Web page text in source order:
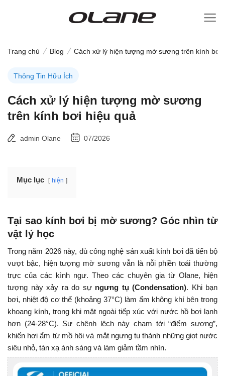
Trang chủ Blog Cách xử lý hiện tượng mờ sương trên kính bơi
Thông Tin Hữu Ích
Cách xử lý hiện tượng mờ sương
trên kính bơi hiệu quả
admin Olane 07/2026
Mục lục hiện
Tại sao kính bơi bị mờ sương? Góc nhìn từ
vật lý học
Trong năm 2026 này, dù công nghệ sản xuất kính bơi đã tiến bộ
vượt bậc, hiện tượng mờ sương vẫn là nỗi phiền toái thường
trực của các kình ngư. Theo các chuyên gia từ Olane, hiện
tượng này xảy ra do sự ngưng tụ (Condensation). Khi bạn
bơi, nhiệt độ cơ thể (khoảng 37°C) làm ấm không khí bên trong
khoang kính, trong khi mặt ngoài tiếp xúc với nước hồ bơi lạnh
hơn (24-28°C). Sự chênh lệch này chạm tới “điểm sương”,
khiến hơi ẩm từ mồ hôi và mắt ngưng tụ thành những giọt nước
siêu nhỏ, tán xạ ánh sáng và làm giảm tầm nhìn.